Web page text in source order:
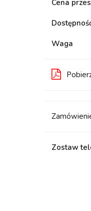
Cena
Waga
Zostaw